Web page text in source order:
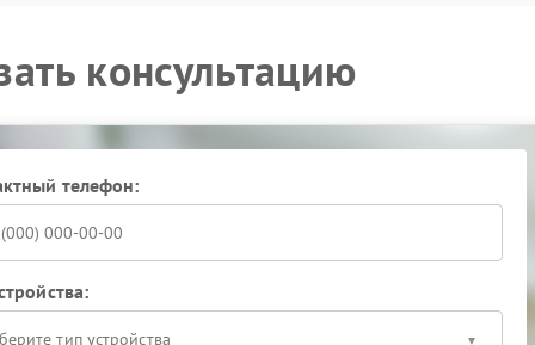
консультацию
телефон:
тип устройства